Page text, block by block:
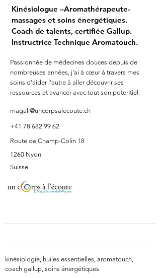
Kinésiologue –Aromathérapeute-
massages et soins énergétiques.
Coach de talents, certifiée Gallup.
Instructrice Technique Aromatouch.
Passionnée de médecines douces depuis de
nombreuses années, j’ai à cœur à travers mes
soins d’aider l’autre à aller découvrir ses
ressources et avancer avec tout son potentiel.
magali@uncorpsalecoute.ch
+41 78 682 99 62
Route de Champ-Colin 18
1260 Nyon
Suisse
kinésiologie, huiles essentielles, aromatouch,
coach gallup, soins énergétiques